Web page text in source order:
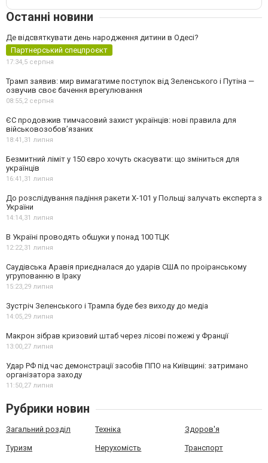
Останні новини
Де відсвяткувати день народження дитини в Одесі?
Партнерський спецпроєкт
17:34,5 серпня
Трамп заявив: мир вимагатиме поступок від Зеленського і Путіна —
озвучив своє бачення врегулювання
08:55,2 серпня
ЄС продовжив тимчасовий захист українців: нові правила для
військовозобов’язаних
18:41,31 липня
Безмитний ліміт у 150 євро хочуть скасувати: що зміниться для
українців
16:41,31 липня
До розслідування падіння ракети Х-101 у Польщі залучать експерта з
України
14:14,31 липня
В Україні проводять обшуки у понад 100 ТЦК
12:22,31 липня
Саудівська Аравія приєдналася до ударів США по проіранському
угрупованню в Іраку
15:23,29 липня
Зустріч Зеленського і Трампа буде без виходу до медіа
14:05,29 липня
Макрон зібрав кризовий штаб через лісові пожежі у Франції
13:00,27 липня
Удар РФ під час демонстрації засобів ППО на Київщині: затримано
організатора заходу
11:50,27 липня
Рубрики новин
Загальний розділ Техніка Здоров'я
Туризм Нерухомість Транспорт